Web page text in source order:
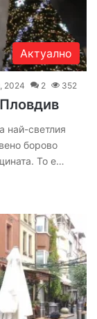
Актуално
2024 2 352
най-светлия
борово
То е…